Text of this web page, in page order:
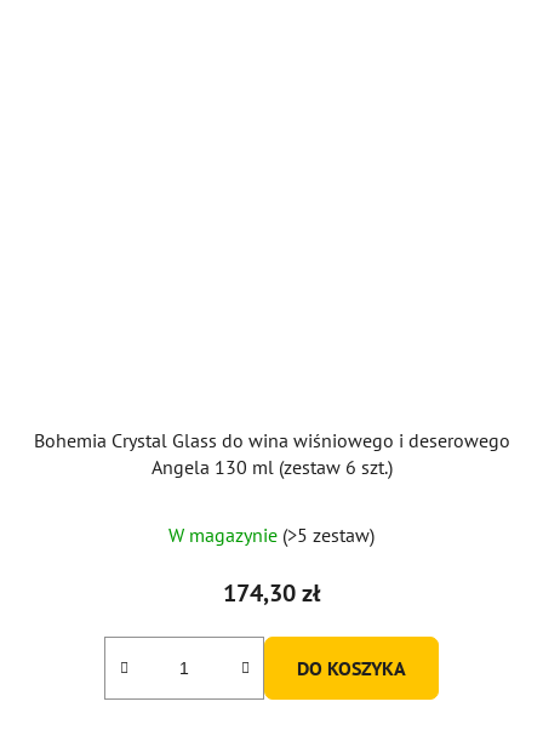
Bohemia Crystal Glass do wina wiśniowego i deserowego
Angela 130 ml (zestaw 6 szt.)
ocena
produktu
5,0
W magazynie (>5 zestaw)
174,30 zł
DO KOSZYKA